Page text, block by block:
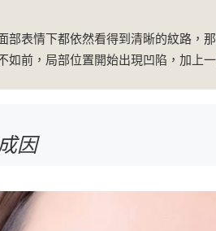
部表情下都依然看得到清晰的紋路，
如前，局部位置開始出現凹陷，加上
因